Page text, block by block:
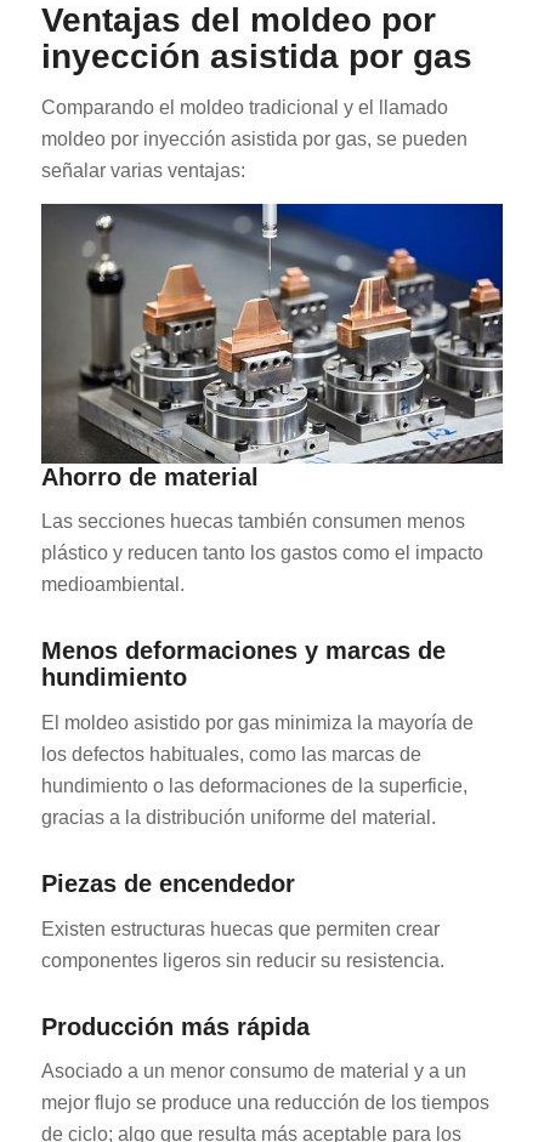
Ventajas del moldeo por
inyección asistida por gas
Comparando el moldeo tradicional y el llamado
moldeo por inyección asistida por gas, se pueden
señalar varias ventajas:
Ahorro de material
Las secciones huecas también consumen menos
plástico y reducen tanto los gastos como el impacto
medioambiental.
Menos deformaciones y marcas de
hundimiento
El moldeo asistido por gas minimiza la mayoría de
los defectos habituales, como las marcas de
hundimiento o las deformaciones de la superficie,
gracias a la distribución uniforme del material.
Piezas de encendedor
Existen estructuras huecas que permiten crear
componentes ligeros sin reducir su resistencia.
Producción más rápida
Asociado a un menor consumo de material y a un
mejor flujo se produce una reducción de los tiempos
de ciclo; algo que resulta más aceptable para los